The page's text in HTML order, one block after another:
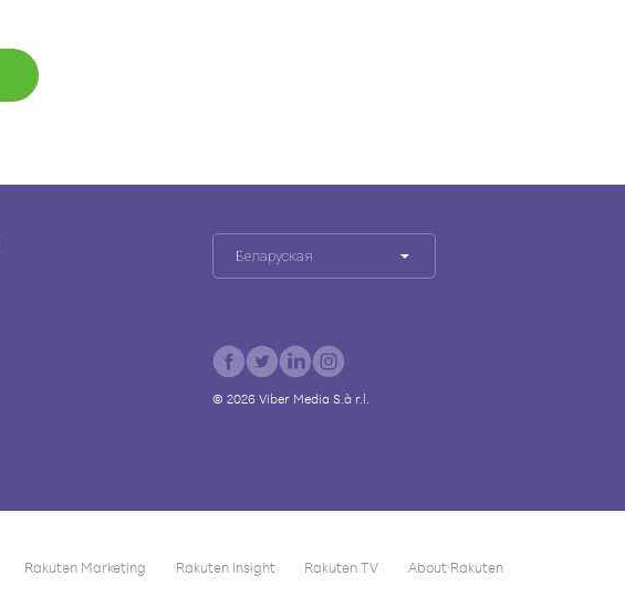
Беларуская
© 2026 Viber Media S.à r.l.
Rakuten Marketing Rakuten Insight Rakuten TV About Rakuten